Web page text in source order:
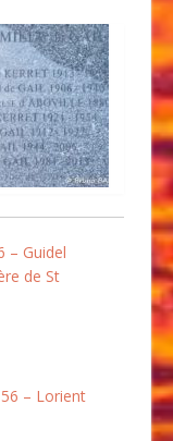
– Guidel
de St
56 – Lorient